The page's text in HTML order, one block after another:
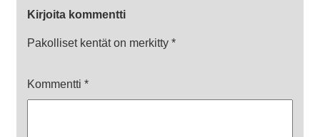
Kirjoita kommentti
Pakolliset kentät on merkitty *
Kommentti *